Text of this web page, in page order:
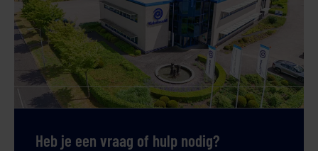
Heb je een vraag of hulp nodig?